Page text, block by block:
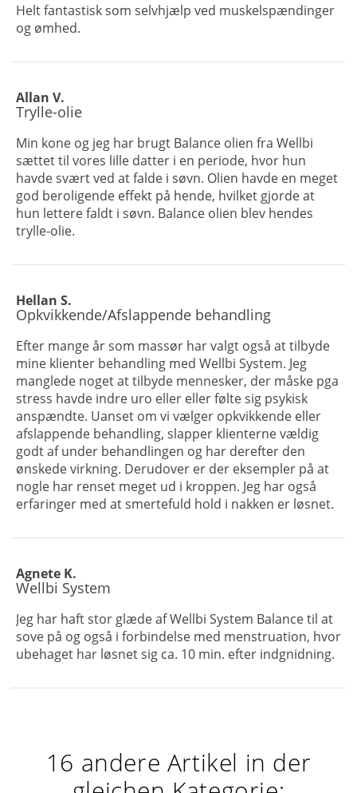
Helt fantastisk som selvhjælp ved muskelspændinger
og ømhed.
Allan V.
Trylle-olie
Min kone og jeg har brugt Balance olien fra Wellbi
sættet til vores lille datter i en periode, hvor hun
havde svært ved at falde i søvn. Olien havde en meget
god beroligende effekt på hende, hvilket gjorde at
hun lettere faldt i søvn. Balance olien blev hendes
trylle-olie.
Hellan S.
Opkvikkende/Afslappende behandling
Efter mange år som massør har valgt også at tilbyde
mine klienter behandling med Wellbi System. Jeg
manglede noget at tilbyde mennesker, der måske pga
stress havde indre uro eller eller følte sig psykisk
anspændte. Uanset om vi vælger opkvikkende eller
afslappende behandling, slapper klienterne vældig
godt af under behandlingen og har derefter den
ønskede virkning. Derudover er der eksempler på at
nogle har renset meget ud i kroppen. Jeg har også
erfaringer med at smertefuld hold i nakken er løsnet.
Agnete K.
Wellbi System
Jeg har haft stor glæde af Wellbi System Balance til at
sove på og også i forbindelse med menstruation, hvor
ubehaget har løsnet sig ca. 10 min. efter indgnidning.
16 andere Artikel in der